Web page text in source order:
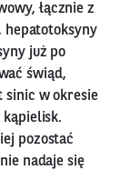
łącznie z
hepatotoksyny
już po
świąd,
sinic w okresie
pozostać
nadaje się